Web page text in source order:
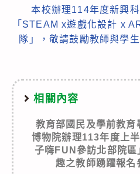
本校辦理114年度新興
「STEAM x遊戲化設計 x
隊」，敬請鼓勵教師與學
相關內容
教育部國民及學前教育
博物院辦理113年度上
子嗨FUN參訪北部院區
趣之教師踴躍報名